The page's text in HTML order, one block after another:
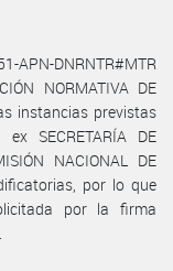
APN-DNRNTR#MTR
NORMATIVA DE
instancias previstas
SECRETARÍA DE
NACIONAL DE
por lo que
por la firma